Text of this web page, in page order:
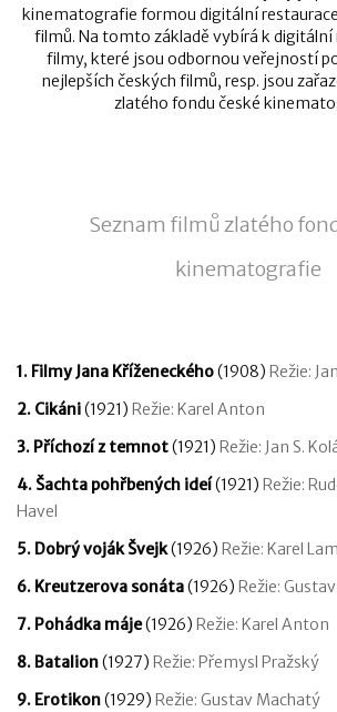
kinematografie formou digitální
filmů. Na tomto základě vybírá k
filmy, které jsou odbornou veřejností
nejlepších českých filmů, resp. jsou
zlatého fondu české
Seznam filmů zlatého
kinematografie
1. Filmy Jana Kříženeckého(1908) Režie:
2. Cikáni(1921) Režie: Karel Anton
3. Příchozí z temnot(1921) Režie: Jan S.
4. Šachta pohřbených ideí(1921) Režie:
Havel
5. Dobrý voják Švejk(1926) Režie: Karel
6. Kreutzerova sonáta(1926) Režie:
7. Pohádka máje(1926) Režie: Karel Anton
8. Batalion(1927) Režie: Přemysl Pražský
9. Erotikon(1929) Režie: Gustav Machatý